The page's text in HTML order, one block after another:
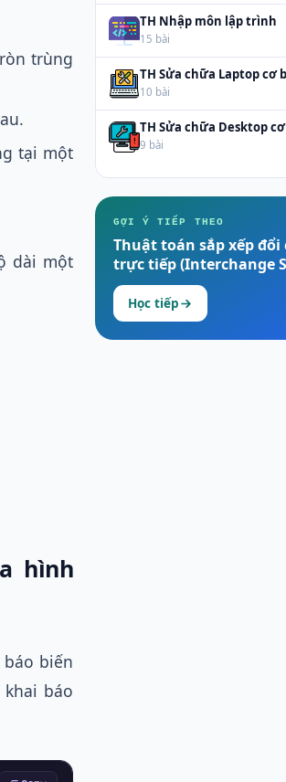
trùng
tại một
dài một
hình
biến
báo
TH Nhập môn lập trình
15 bài
TH Sửa chữa Laptop cơ
10 bài
TH Sửa chữa Desktop
9 bài
GỢI Ý TIẾP THEO
Thuật toán sắp xếp đổi
trực tiếp (Interchange
Học tiếp